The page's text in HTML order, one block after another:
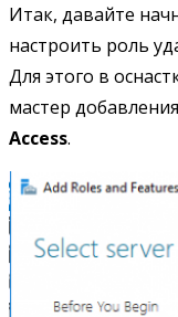
Итак, давайте
настроить роль
Для этого в
мастер
Access.